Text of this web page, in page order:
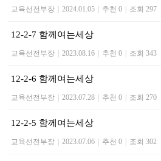
교육선전부장 2024.01.05 추천 0 조회 297
12-2-7 함께여는세상
교육선전부장 2023.08.16 추천 0 조회 343
12-2-6 함께여는세상
교육선전부장 2023.07.28 추천 0 조회 270
12-2-5 함께여는세상
교육선전부장 2023.07.06 추천 0 조회 302